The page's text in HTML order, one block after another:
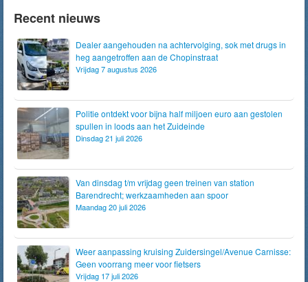
Recent nieuws
Dealer aangehouden na achtervolging, sok met drugs in
heg aangetroffen aan de Chopinstraat
Vrijdag 7 augustus 2026
Politie ontdekt voor bijna half miljoen euro aan gestolen
spullen in loods aan het Zuideinde
Dinsdag 21 juli 2026
Van dinsdag t/m vrijdag geen treinen van station
Barendrecht; werkzaamheden aan spoor
Maandag 20 juli 2026
Weer aanpassing kruising Zuidersingel/Avenue Carnisse:
Geen voorrang meer voor fietsers
Vrijdag 17 juli 2026